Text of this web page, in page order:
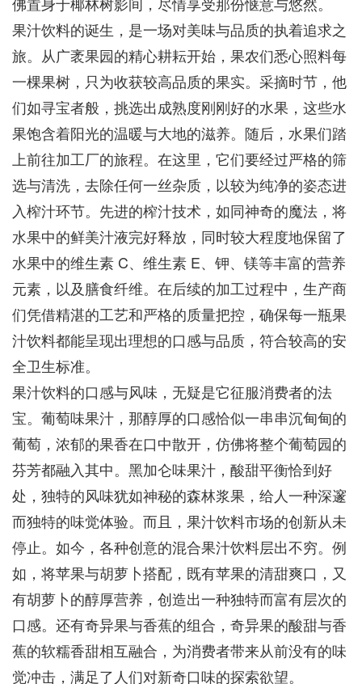
果汁饮料的诞生，是一场对美味与品质的执着追求之
旅。从广袤果园的精心耕耘开始，果农们悉心照料每
一棵果树，只为收获较高品质的果实。采摘时节，他
们如寻宝者般，挑选出成熟度刚刚好的水果，这些水
果饱含着阳光的温暖与大地的滋养。随后，水果们踏
上前往加工厂的旅程。在这里，它们要经过严格的筛
选与清洗，去除任何一丝杂质，以较为纯净的姿态进
入榨汁环节。先进的榨汁技术，如同神奇的魔法，将
水果中的鲜美汁液完好释放，同时较大程度地保留了
水果中的维生素 C、维生素 E、钾、镁等丰富的营养
元素，以及膳食纤维。在后续的加工过程中，生产商
们凭借精湛的工艺和严格的质量把控，确保每一瓶果
汁饮料都能呈现出理想的口感与品质，符合较高的安
全卫生标准。
果汁饮料的口感与风味，无疑是它征服消费者的法
宝。葡萄味果汁，那醇厚的口感恰似一串串沉甸甸的
葡萄，浓郁的果香在口中散开，仿佛将整个葡萄园的
芬芳都融入其中。黑加仑味果汁，酸甜平衡恰到好
处，独特的风味犹如神秘的森林浆果，给人一种深邃
而独特的味觉体验。而且，果汁饮料市场的创新从未
停止。如今，各种创意的混合果汁饮料层出不穷。例
如，将苹果与胡萝卜搭配，既有苹果的清甜爽口，又
有胡萝卜的醇厚营养，创造出一种独特而富有层次的
口感。还有奇异果与香蕉的组合，奇异果的酸甜与香
蕉的软糯香甜相互融合，为消费者带来从前没有的味
觉冲击，满足了人们对新奇口味的探索欲望。